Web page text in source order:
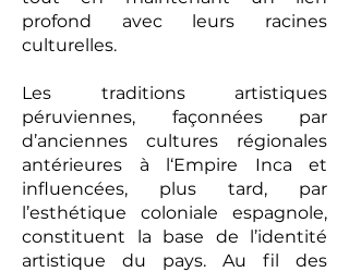
profond avec leurs racines
culturelles.
Les traditions artistiques
péruviennes, façonnées par
d’anciennes cultures régionales
antérieures à l‘Empire Inca et
influencées, plus tard, par
l’esthétique coloniale espagnole,
constituent la base de l’identité
artistique du pays. Au fil des